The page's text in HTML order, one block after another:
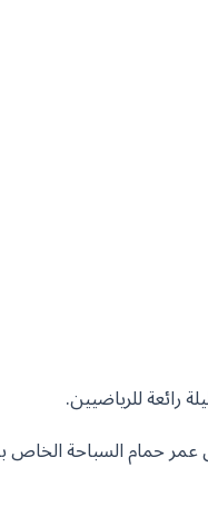
رائعة للرياضيين.
عمر حمام السباحة